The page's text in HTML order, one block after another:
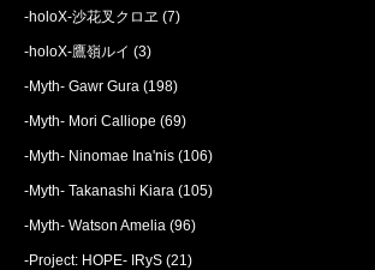
-holoX-沙花叉クロヱ (7)
-holoX-鷹嶺ルイ (3)
-Myth- Gawr Gura (198)
-Myth- Mori Calliope (69)
-Myth- Ninomae Ina'nis (106)
-Myth- Takanashi Kiara (105)
-Myth- Watson Amelia (96)
-Project: HOPE- IRyS (21)